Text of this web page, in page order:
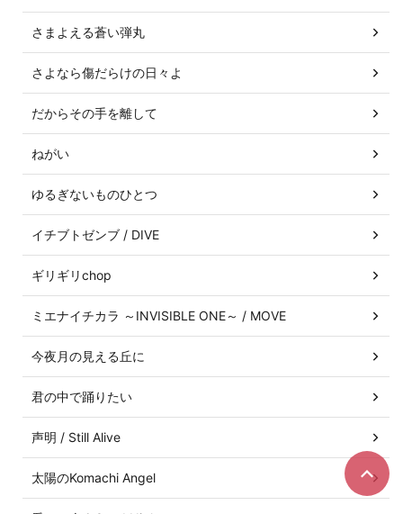
さまよえる蒼い弾丸
さよなら傷だらけの日々よ
だからその手を離して
ねがい
ゆるぎないものひとつ
イチブトゼンブ / DIVE
ギリギリchop
ミエナイチカラ ～INVISIBLE ONE～ / MOVE
今夜月の見える丘に
君の中で踊りたい
声明 / Still Alive
太陽のKomachi Angel